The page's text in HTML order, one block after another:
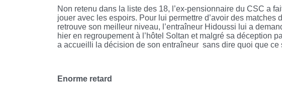
Non retenu dans la liste des 18, l’ex-pensionnaire du CSC a
jouer avec les espoirs. Pour lui permettre d’avoir des matches
retrouve son meilleur niveau, l’entraîneur Hidoussi lui a
hier en regroupement à l’hôtel Soltan et malgré sa déception
a accueilli la décision de son entraîneur sans dire quoi que ce
Enorme retard